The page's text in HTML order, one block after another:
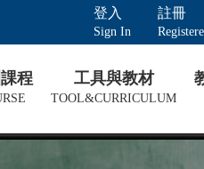
登入
Sign In
註冊
程 工具與教材
TOOL&CURRICULUM